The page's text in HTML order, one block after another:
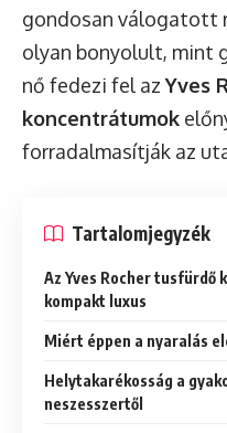
gondosan válogatott
olyan bonyolult, mint
nő fedezi fel azYves
koncentrátumok
forradalmasítják az
Tartalomjegyzék
Az Yves Rocher
kompakt luxus
Miért éppen a nyaralás
Helytakarékosság a
neszesszertől